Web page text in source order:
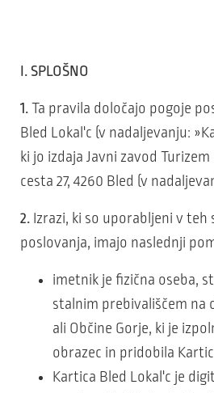
I. SPLOŠNO
1. Ta pravila določajo pogoje
Bled Lokal'c (v nadaljevanju:
ki jo izdaja Javni zavod
cesta 27, 4260 Bled (v
2. Izrazi, ki so uporabljeni v teh
poslovanja, imajo naslednji
imetnik je fizična oseba,
stalnim prebivališčem na
ali Občine Gorje, ki je
obrazec in pridobila
Kartica Bled Lokal'c je